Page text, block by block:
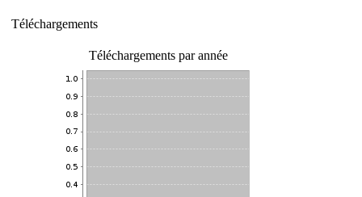
Téléchargements
Téléchargements par année